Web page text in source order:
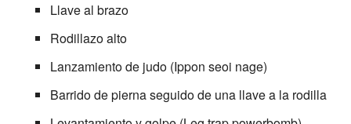
Llave al brazo
Rodillazo alto
Lanzamiento de judo (Ippon seoi nage)
Barrido de pierna seguido de una llave a la rodilla